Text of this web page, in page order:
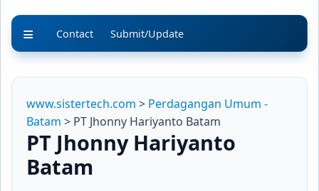
Contact Submit/Update
www.sistertech.com > Perdagangan Umum -
Batam > PT Jhonny Hariyanto Batam
PT Jhonny Hariyanto
Batam